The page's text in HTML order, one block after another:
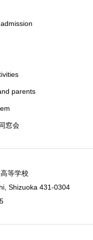
parents
窓会
等学校
Shizuoka 431-0304